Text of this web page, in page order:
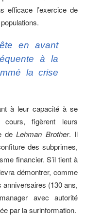
efficace l’exercice de
en avant
à la
la crise
à leur capacité à se
figèrent leurs
deLehman Brother. Il
des subprimes,
financier. S’il tient à
démontrer, comme
anniversaires (130 ans,
avec autorité
par la surinformation.